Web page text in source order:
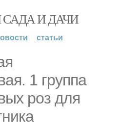
И ДАЧИ
статьи
1 группа
роз для